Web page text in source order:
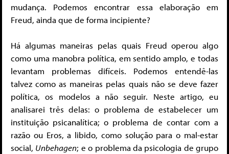
mudança. Podemos encontrar essa elaboração em
Freud, ainda que de forma incipiente?
Há algumas maneiras pelas quais Freud operou algo
como uma manobra política, em sentido amplo, e todas
levantam problemas difíceis. Podemos entendê-las
talvez como as maneiras pelas quais não se deve fazer
política, os modelos a não seguir. Neste artigo, eu
analisarei três delas: o problema de estabelecer um
instituição psicanalítica; o problema de contar com a
razão ou Eros, a libido, como solução para o mal-estar
social, Unbehagen; e o problema da psicologia de grupo